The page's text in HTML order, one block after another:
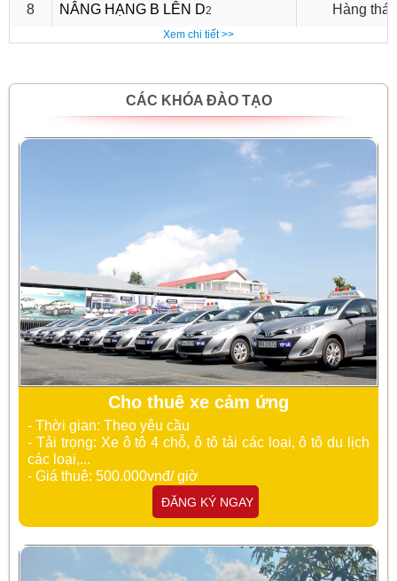
8 NÂNG HẠNG B LÊN D2 Hàng
Xem chi tiết >>
CÁC KHÓA ĐÀO TẠO
Cho thuê xe cảm ứng
- Thời gian: Theo yêu cầu
- Tải trọng: Xe ô tô 4 chỗ, ô tô tải các loại, ô tô du lịch
các loại,...
- Giá thuê: 500.000vnđ/ giờ
ĐĂNG KÝ NGAY